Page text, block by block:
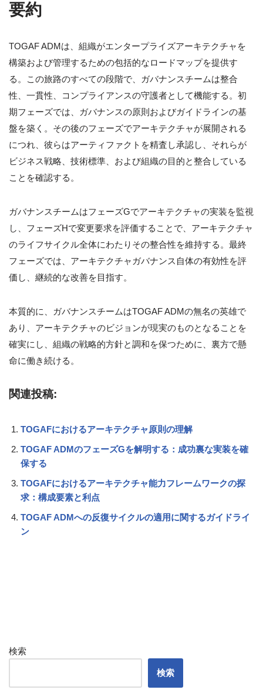
要約
TOGAF ADMは、組織がエンタープライズアーキテクチャを
構築および管理するための包括的なロードマップを提供す
る。この旅路のすべての段階で、ガバナンスチームは整合
性、一貫性、コンプライアンスの守護者として機能する。初
期フェーズでは、ガバナンスの原則およびガイドラインの基
盤を築く。その後のフェーズでアーキテクチャが展開される
につれ、彼らはアーティファクトを精査し承認し、それらが
ビジネス戦略、技術標準、および組織の目的と整合している
ことを確認する。
ガバナンスチームはフェーズGでアーキテクチャの実装を監視
し、フェーズHで変更要求を評価することで、アーキテクチャ
のライフサイクル全体にわたりその整合性を維持する。最終
フェーズでは、アーキテクチャガバナンス自体の有効性を評
価し、継続的な改善を目指す。
本質的に、ガバナンスチームはTOGAF ADMの無名の英雄で
あり、アーキテクチャのビジョンが現実のものとなることを
確実にし、組織の戦略的方針と調和を保つために、裏方で懸
命に働き続ける。
関連投稿:
TOGAFにおけるアーキテクチャ原則の理解
TOGAF ADMのフェーズGを解明する：成功裏な実装を確
保する
TOGAFにおけるアーキテクチャ能力フレームワークの探
求：構成要素と利点
TOGAF ADMへの反復サイクルの適用に関するガイドライ
ン
検索
検索